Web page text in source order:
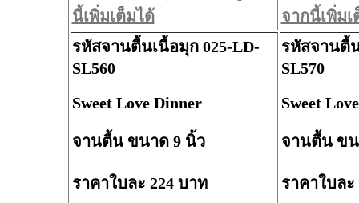
นี้เพิ่มเต็มได้
จากนี้เพิ่มเ
รหัสจานตื้นเนื้อมุก 025-LD-
SL560
Sweet Love Dinner
จานตื้น ขนาด 9 นิ้ว
ราคาใบละ 224 บาท
รหัสจานตื้
SL570
Sweet
จานตื้น ขน
ราคาใบละ